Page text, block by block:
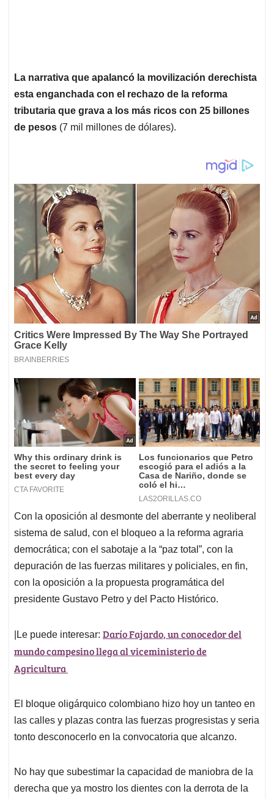
La narrativa que apalancó la movilización derechista
esta enganchada con el rechazo de la reforma
tributaria que grava a los más ricos con 25 billones
de pesos (7 mil millones de dólares).
Con la oposición al desmonte del aberrante y neoliberal
sistema de salud, con el bloqueo a la reforma agraria
democrática; con el sabotaje a la “paz total”, con la
depuración de las fuerzas militares y policiales, en fin,
con la oposición a la propuesta programática del
presidente Gustavo Petro y del Pacto Histórico.
|Le puede interesar: Darío Fajardo, un conocedor del
mundo campesino llega al viceministerio de
Agricultura
El bloque oligárquico colombiano hizo hoy un tanteo en
las calles y plazas contra las fuerzas progresistas y seria
tonto desconocerlo en la convocatoria que alcanzo.
No hay que subestimar la capacidad de maniobra de la
derecha que ya mostro los dientes con la derrota de la